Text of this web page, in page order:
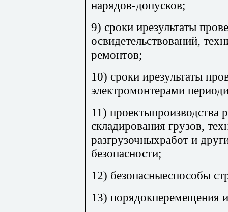
нарядов-допусков;
9) сроки ирезультаты
освидетельствований,
ремонтов;
10) сроки ирезультаты
электромонтерами
11) проектыпроизводства
складирования грузов,
разгрузочныхработ и
безопасности;
12) безопасныеспособы
13) порядокперемещения